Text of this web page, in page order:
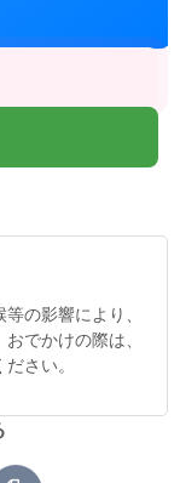
の影響により、
でかけの際は、
さい。